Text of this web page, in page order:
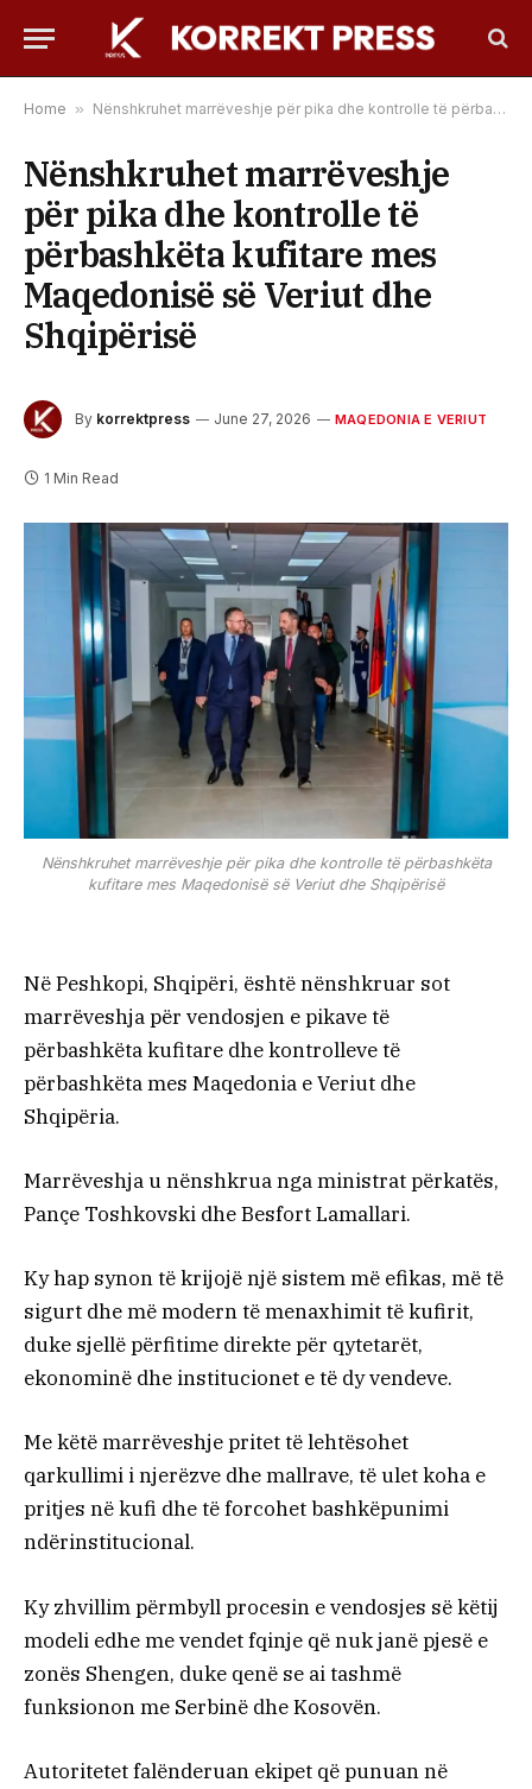
Home » Nënshkruhet marrëveshje për pika dhe kontrolle të përbashkëta kufitare mes Maqedonisë së Veriut dhe Shqipërisë
Nënshkruhet marrëveshje
për pika dhe kontrolle të
përbashkëta kufitare mes
Maqedonisë së Veriut dhe
Shqipërisë
By korrektpress June 27, 2026 MAQEDONIA E VERIUT
1 Min Read
Nënshkruhet marrëveshje për pika dhe kontrolle të përbashkëta
kufitare mes Maqedonisë së Veriut dhe Shqipërisë
Në Peshkopi, Shqipëri, është nënshkruar sot
marrëveshja për vendosjen e pikave të
përbashkëta kufitare dhe kontrolleve të
përbashkëta mes Maqedonia e Veriut dhe
Shqipëria.
Marrëveshja u nënshkrua nga ministrat përkatës,
Pançe Toshkovski dhe Besfort Lamallari.
Ky hap synon të krijojë një sistem më efikas, më të
sigurt dhe më modern të menaxhimit të kufirit,
duke sjellë përfitime direkte për qytetarët,
ekonominë dhe institucionet e të dy vendeve.
Me këtë marrëveshje pritet të lehtësohet
qarkullimi i njerëzve dhe mallrave, të ulet koha e
pritjes në kufi dhe të forcohet bashkëpunimi
ndërinstitucional.
Ky zhvillim përmbyll procesin e vendosjes së këtij
modeli edhe me vendet fqinje që nuk janë pjesë e
zonës Shengen, duke qenë se ai tashmë
funksionon me Serbinë dhe Kosovën.
Autoritetet falënderuan ekipet që punuan në